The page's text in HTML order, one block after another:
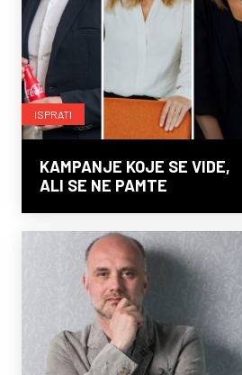
ISPRATI
KAMPANJE KOJE SE VIDE,
ALI SE NE PAMTE